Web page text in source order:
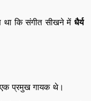
था कि संगीत सीखने में धैर्य
एक प्रमुख गायक थे।